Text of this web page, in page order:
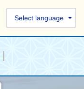
Select language